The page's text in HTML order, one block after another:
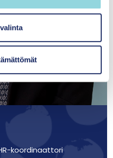
koordinaattori